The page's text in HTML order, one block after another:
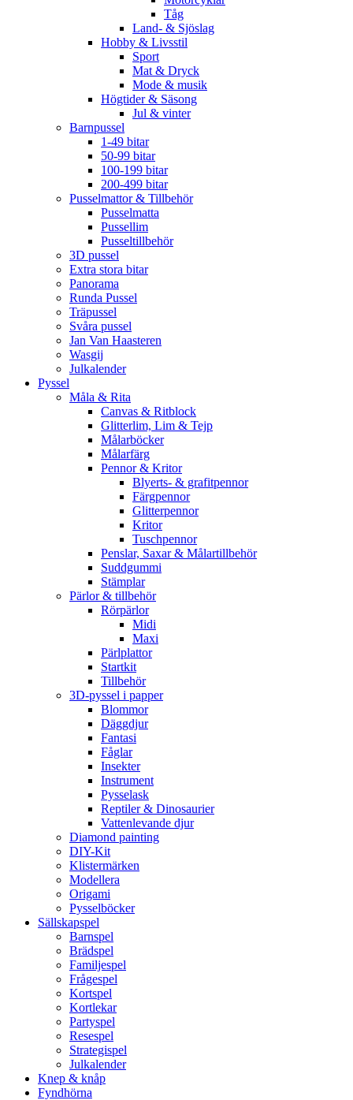
Tåg
Land- & Sjöslag
Hobby & Livsstil
Sport
Mat & Dryck
Mode & musik
Högtider & Säsong
Jul & vinter
Barnpussel
1-49 bitar
50-99 bitar
100-199 bitar
200-499 bitar
Pusselmattor & Tillbehör
Pusselmatta
Pussellim
Pusseltillbehör
3D pussel
Extra stora bitar
Panorama
Runda Pussel
Träpussel
Svåra pussel
Jan Van Haasteren
Wasgij
Julkalender
Pyssel
Måla & Rita
Canvas & Ritblock
Glitterlim, Lim & Tejp
Målarböcker
Målarfärg
Pennor & Kritor
Blyerts- & grafitpennor
Färgpennor
Glitterpennor
Kritor
Tuschpennor
Penslar, Saxar & Målartillbehör
Suddgummi
Stämplar
Pärlor & tillbehör
Rörpärlor
Midi
Maxi
Pärlplattor
Startkit
Tillbehör
3D-pyssel i papper
Blommor
Däggdjur
Fantasi
Fåglar
Insekter
Instrument
Pysselask
Reptiler & Dinosaurier
Vattenlevande djur
Diamond painting
DIY-Kit
Klistermärken
Modellera
Origami
Pysselböcker
Sällskapspel
Barnspel
Brädspel
Familjespel
Frågespel
Kortspel
Kortlekar
Partyspel
Resespel
Strategispel
Julkalender
Knep & knåp
Fyndhörna